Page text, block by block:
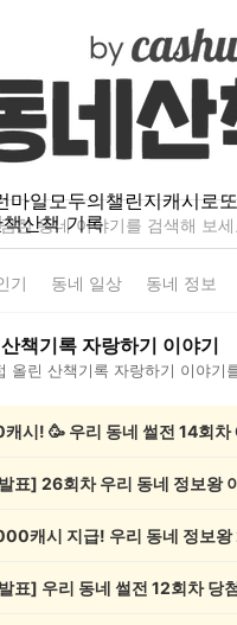
마일모두의챌린지캐시로또
산책 기록
기 동네 일상 동네 정보
산책기록 자랑하기 이야기
올린 산책기록 자랑하기 이야기
시! 🥳 우리 동네 썰전 14회